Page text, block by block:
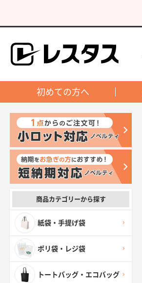
初めての方へ
商品カテゴリーから探す
紙袋・手提げ袋
ポリ袋・レジ袋
トートバッグ・エコバッグ